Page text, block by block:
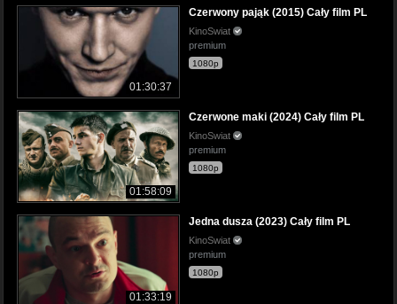
01:30:37
Czerwony pająk (2015) Cały film PL
KinoSwiat
premium
1080p
01:58:09
Czerwone maki (2024) Cały film PL
KinoSwiat
premium
1080p
01:33:19
Jedna dusza (2023) Cały film PL
KinoSwiat
premium
1080p